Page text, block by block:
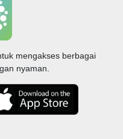
mengakses berbagai
nyaman.